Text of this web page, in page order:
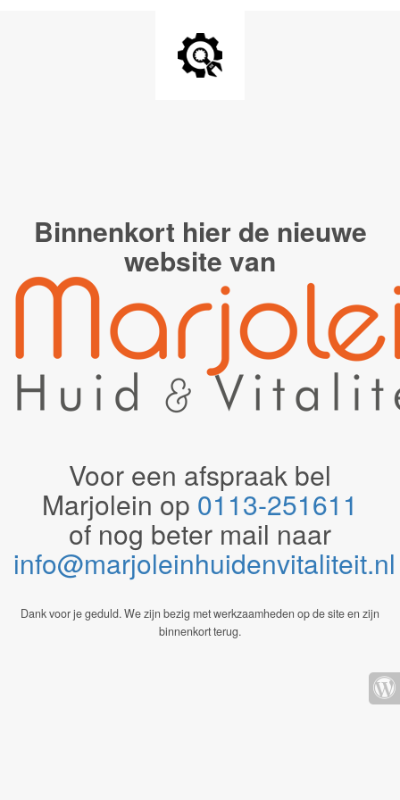
Binnenkort hier de nieuwe
website van
Voor een afspraak bel
Marjolein op 0113-251611
of nog beter mail naar
Dank voor je geduld. We zijn bezig met werkzaamheden op de site en zijn
binnenkort terug.